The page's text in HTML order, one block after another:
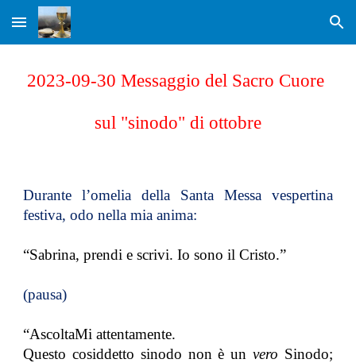
Skip to main content Skip to navigation
2023-09-30 Messaggio del Sacro Cuore
sul "sinodo" di ottobre
Durante l’omelia della Santa Messa vespertina
festiva, odo nella mia anima:
“Sabrina, prendi e scrivi. Io sono il Cristo.”
(pausa)
“AscoltaMi attentamente.
Questo cosiddetto sinodo non è un vero Sinodo;